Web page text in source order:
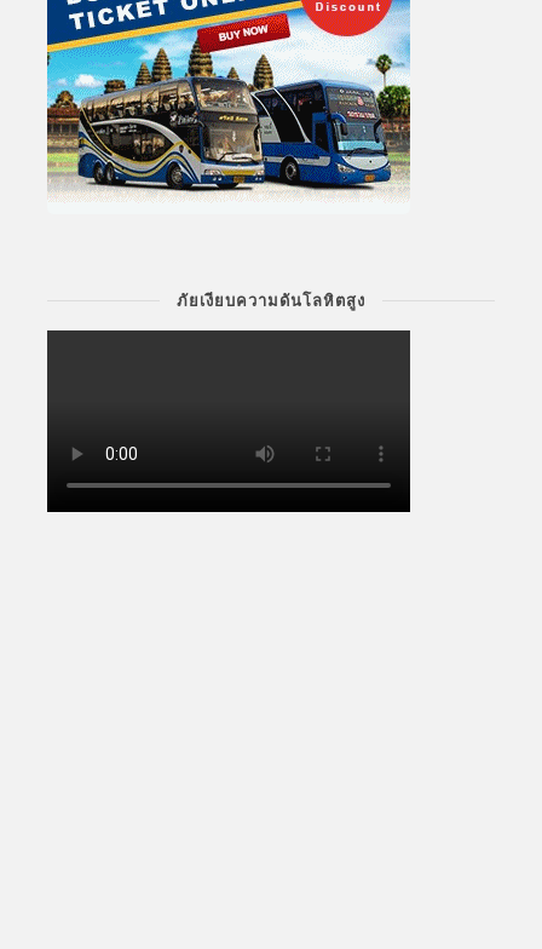
ภัยเงียบความดันโลหิตสูง